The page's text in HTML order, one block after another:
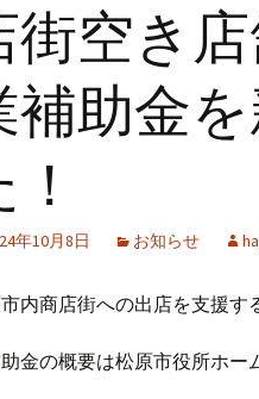
街空き
補助金
年10月8日 お知らせ
内商店街への出店を支援す
助金の概要は松原市役所ホー